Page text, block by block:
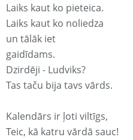
Laiks kaut ko pieteica.
Laiks kaut ko noliedza
un tālāk iet
gaidīdams.
Dzirdēji - Ludviks?
Tas taču bija tavs vārds.
Kalendārs ir ļoti viltīgs,
Teic, kā katru vārdā sauc!